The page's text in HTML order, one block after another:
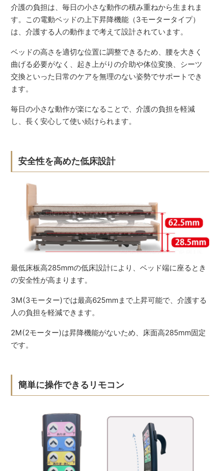
介護の負担は、毎日の小さな動作の積み重ねから生まれま
す。この電動ベッドの上下昇降機能（3モータータイプ）
は、介護する人の動作まで考えて設計されています。
ベッドの高さを適切な位置に調整できるため、腰を大きく
曲げる必要がなく、起き上がりの介助や体位変換、シーツ
交換といった日常のケアを無理のない姿勢でサポートでき
ます。
毎日の小さな動作が楽になることで、介護の負担を軽減
し、長く安心して使い続けられます。
安全性を高めた低床設計
最低床板高285mmの低床設計により、ベッド端に座るとき
の安全性が高まります。
3M(3モーター)では最高625mmまで上昇可能で、介護する
人の負担を軽減できます。
2M(2モーター)は昇降機能がないため、床面高285mm固定
です。
簡単に操作できるリモコン